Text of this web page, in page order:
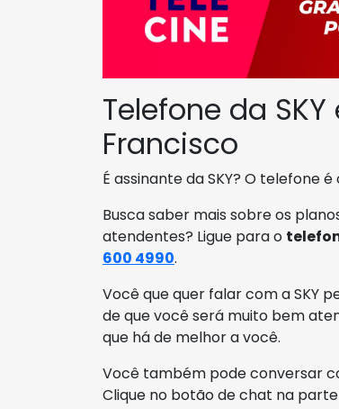
Telefone da
Francisco
É assinante da SKY? O telefone é
Busca saber mais sobre os
atendentes? Ligue para o
600 4990.
Você que quer falar com a SKY
de que você será muito bem
que há de melhor a você.
Você também pode conversar
Clique no botão de chat na